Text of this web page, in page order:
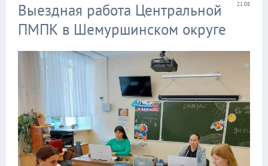
21:08
Выездная работа Центральной
ПМПК в Шемуршинском округе